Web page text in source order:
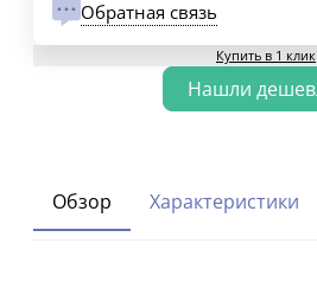
Обратная связь
Купить в 1 клик
Обзор Характеристики